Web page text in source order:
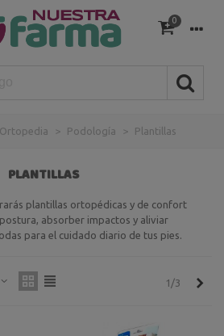
0
Ortopedia > Podología > Plantillas
PLANTILLAS
plantillas ortopédicas y de confort
absorber impactos y aliviar
para el cuidado diario de tus pies.
1/3